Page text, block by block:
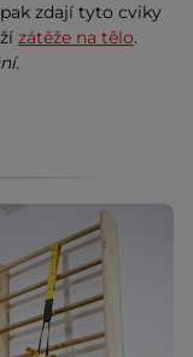
zdají tyto cviky
zátěže na tělo.